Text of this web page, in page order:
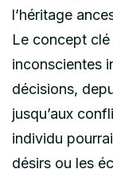
l’héritage
Le concept
inconscientes
décisions,
jusqu’aux
individu
désirs ou les